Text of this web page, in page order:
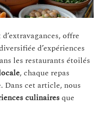
offre
d’expériences
les restaurants étoilés
, chaque repas
Dans cet article, nous
culinairesque